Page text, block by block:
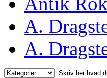
A.
A.